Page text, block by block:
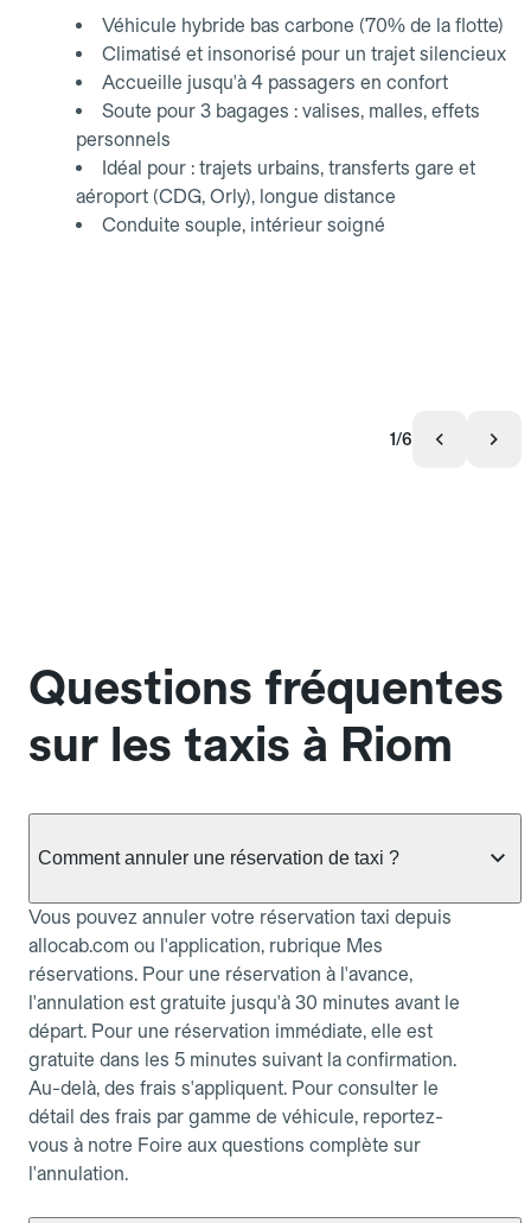
Véhicule hybride bas carbone (70% de la flotte)
Climatisé et insonorisé pour un trajet silencieux
Accueille jusqu'à 4 passagers en confort
Soute pour 3 bagages : valises, malles, effets
personnels
Idéal pour : trajets urbains, transferts gare et
aéroport (CDG, Orly), longue distance
Conduite souple, intérieur soigné
1/6
Questions fréquentes
sur les taxis à Riom
Comment annuler une réservation de taxi ?
Vous pouvez annuler votre réservation taxi depuis
allocab.com ou l'application, rubrique Mes
réservations. Pour une réservation à l'avance,
l'annulation est gratuite jusqu'à 30 minutes avant le
départ. Pour une réservation immédiate, elle est
gratuite dans les 5 minutes suivant la confirmation.
Au-delà, des frais s'appliquent. Pour consulter le
détail des frais par gamme de véhicule, reportez-
vous à notre Foire aux questions complète sur
l'annulation.